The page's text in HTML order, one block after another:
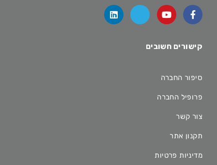
קישורים חשובים
סיפור החברה
פרופיל החברה
צור קשר
תקנון אתר
מדיניות פרטיות